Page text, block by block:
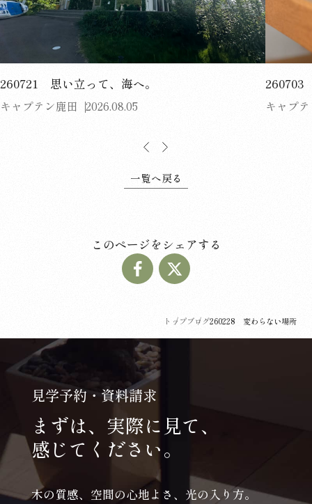
260721 思い立って、海へ。
キャプテン鹿田 2026.08.05
260703
キャプ
一覧へ戻る
このページをシェアする
トップブログ260228 変わらない場所
見学予約・資料請求
まずは、実際に見て、
感じてください。
木の質感、空間の心地よさ、光の入り方。